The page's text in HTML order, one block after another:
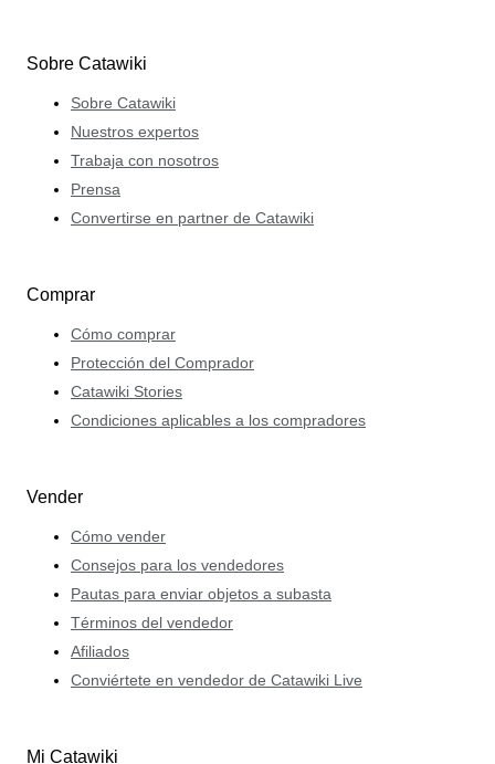
Sobre Catawiki
Sobre Catawiki
Nuestros expertos
Trabaja con nosotros
Prensa
Convertirse en partner de Catawiki
Comprar
Cómo comprar
Protección del Comprador
Catawiki Stories
Condiciones aplicables a los compradores
Vender
Cómo vender
Consejos para los vendedores
Pautas para enviar objetos a subasta
Términos del vendedor
Afiliados
Conviértete en vendedor de Catawiki Live
Mi Catawiki